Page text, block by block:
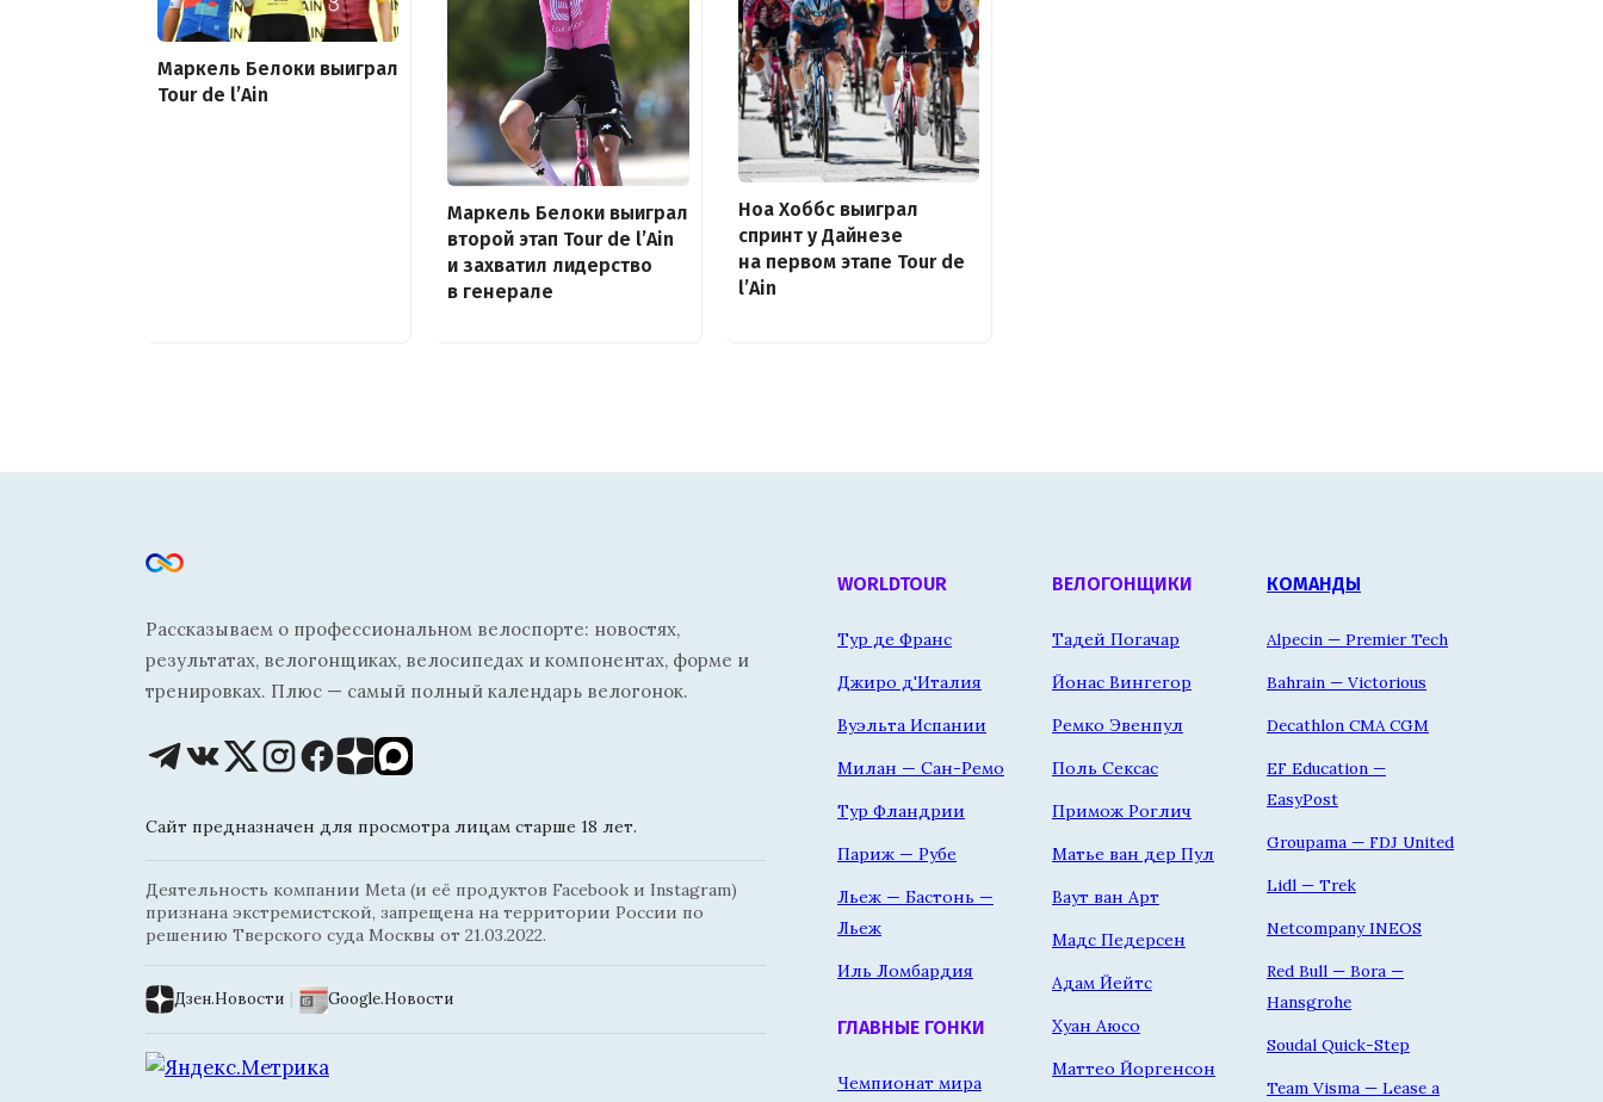
Маркель Белоки выиграл
Tour de l’Ain
Маркель Белоки выиграл
второй этап Tour de l’Ain
и захватил лидерство
в генерале
Ноа Хоббс выиграл
спринт у Дайнезе
на первом этапе Tour de
l’Ain
Рассказываем о профессиональном велоспорте: новостях,
результатах, велогонщиках, велосипедах и компонентах, форме и
тренировках. Плюс — самый полный календарь велогонок.
Сайт предназначен для просмотра лицам старше 18 лет.
Деятельность компании Meta (и её продуктов Facebook и Instagram)
признана экстремистской, запрещена на территории России по
решению Тверского суда Москвы от 21.03.2022.
Дзен.Новости | Google.Новости
WORLDTOUR
Тур де Франс
Джиро д'Италия
Вуэльта Испании
Милан — Сан-Ремо
Тур Фландрии
Париж — Рубе
Льеж — Бастонь —
Льеж
Иль Ломбардия
ГЛАВНЫЕ ГОНКИ
Чемпионат мира
ВЕЛОГОНЩИКИ
Тадей Погачар
Йонас Вингегор
Ремко Эвенпул
Поль Сексас
Примож Роглич
Матье ван дер Пул
Ваут ван Арт
Мадс Педерсен
Адам Йейтс
Хуан Аюсо
Маттео Йоргенсон
КОМАНДЫ
Alpecin — Premier Tech
Bahrain — Victorious
Decathlon CMA CGM
EF Education —
EasyPost
Groupama — FDJ United
Lidl — Trek
Netcompany INEOS
Red Bull — Bora —
Hansgrohe
Soudal Quick-Step
Team Visma — Lease a